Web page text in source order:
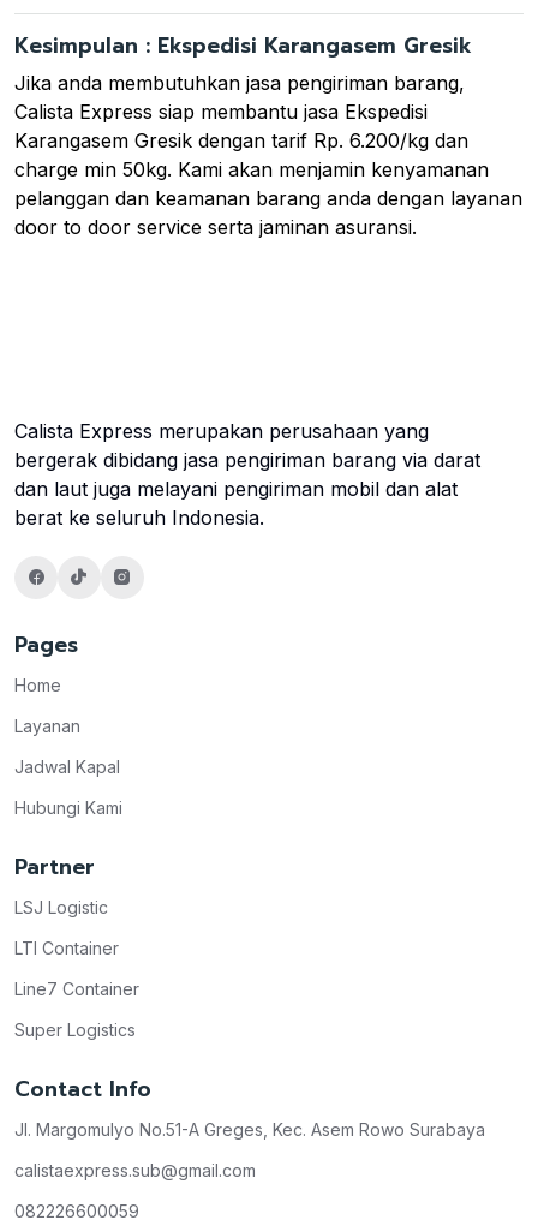
Kesimpulan : Ekspedisi Karangasem Gresik
Jika anda membutuhkan jasa pengiriman barang,
Calista Express siap membantu jasa Ekspedisi
Karangasem Gresik dengan tarif Rp. 6.200/kg dan
charge min 50kg. Kami akan menjamin kenyamanan
pelanggan dan keamanan barang anda dengan layanan
door to door service serta jaminan asuransi.
Calista Express merupakan perusahaan yang
bergerak dibidang jasa pengiriman barang via darat
dan laut juga melayani pengiriman mobil dan alat
berat ke seluruh Indonesia.
Pages
Home
Layanan
Jadwal Kapal
Hubungi Kami
Partner
LSJ Logistic
LTI Container
Line7 Container
Super Logistics
Contact Info
Jl. Margomulyo No.51-A Greges, Kec. Asem Rowo Surabaya
calistaexpress.sub@gmail.com
082226600059